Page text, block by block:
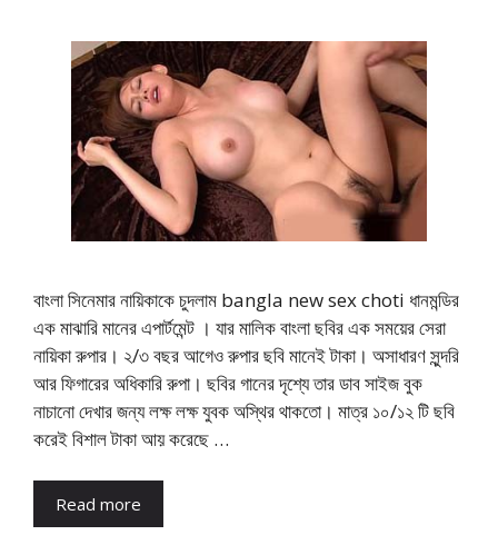
বাংলা সিনেমার নায়িকাকে চুদলাম bangla new sex choti ধানমন্ডির
এক মাঝারি মানের এপার্টমেন্ট । যার মালিক বাংলা ছবির এক সময়ের সেরা
নায়িকা রুপার। ২/৩ বছর আগেও রুপার ছবি মানেই টাকা। অসাধারণ সুন্দরি
আর ফিগারের অধিকারি রুপা। ছবির গানের দৃশ্যে তার ডাব সাইজ বুক
নাচানো দেখার জন্য লক্ষ লক্ষ যুবক অস্থির থাকতো। মাত্র ১০/১২ টি ছবি
করেই বিশাল টাকা আয় করেছে …
Read more